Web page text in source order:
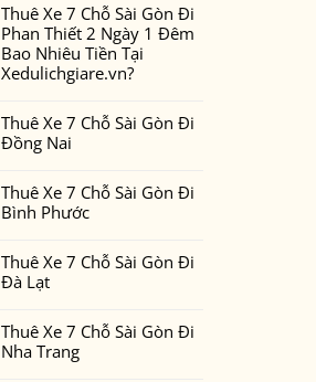
Thuê Xe 7 Chỗ Sài Gòn Đi
Phan Thiết 2 Ngày 1 Đêm
Bao Nhiêu Tiền Tại
Xedulichgiare.vn?
bình
luận
ở
7
Chỗ
Sài
Phan
Thiết
2
Ngày
Bao
Nhiêu
Tiền
Thuê Xe 7 Chỗ Sài Gòn Đi
Đồng Nai
bình
luận
ở
7
Chỗ
Sài
Đồng
Nai
Thuê Xe 7 Chỗ Sài Gòn Đi
Bình Phước
bình
luận
ở
7
Chỗ
Sài
Thuê Xe 7 Chỗ Sài Gòn Đi
Đà Lạt
bình
luận
ở
Thuê Xe 7 Chỗ Sài Gòn Đi
Nha Trang